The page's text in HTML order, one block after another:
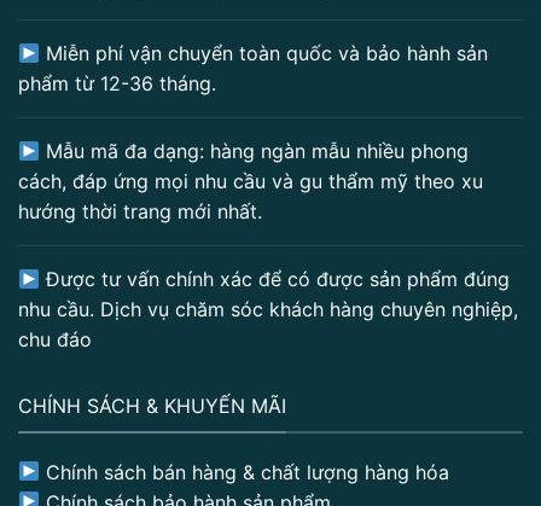
Miễn phí vận chuyển toàn quốc và bảo hành sản
phẩm từ 12-36 tháng.
Mẫu mã đa dạng: hàng ngàn mẫu nhiều phong
cách, đáp ứng mọi nhu cầu và gu thẩm mỹ theo xu
hướng thời trang mới nhất.
Được tư vấn chính xác để có được sản phẩm đúng
nhu cầu. Dịch vụ chăm sóc khách hàng chuyên nghiệp,
chu đáo
CHÍNH SÁCH & KHUYẾN MÃI
Chính sách bán hàng & chất lượng hàng hóa